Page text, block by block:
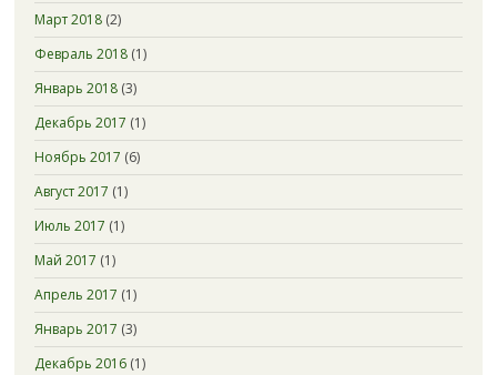
Март 2018(2)
Февраль 2018(1)
Январь 2018(3)
Декабрь 2017 (1)
Ноябрь 2017 (6)
Август 2017 (1)
Июль 2017 (1)
Май 2017 (1)
Апрель 2017 (1)
Январь 2017 (3)
Декабрь 2016(1)